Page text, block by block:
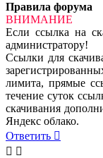
Правила форума
ВНИМАНИЕ
Если ссылка на
администратору!
Ссылки для
лимита, прямые
течение суток
скачивания
Яндекс облако.
Ответить